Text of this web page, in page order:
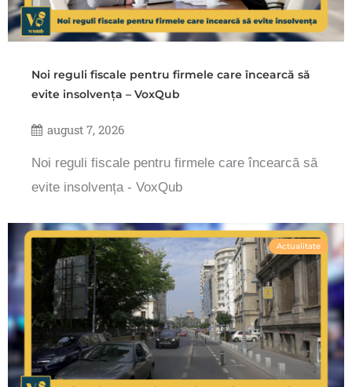
Noi reguli fiscale pentru firmele care încearcă să
evite insolvența – VoxQub
august 7, 2026
Noi reguli fiscale pentru firmele care încearcă să
evite insolvența - VoxQub
Actualitate